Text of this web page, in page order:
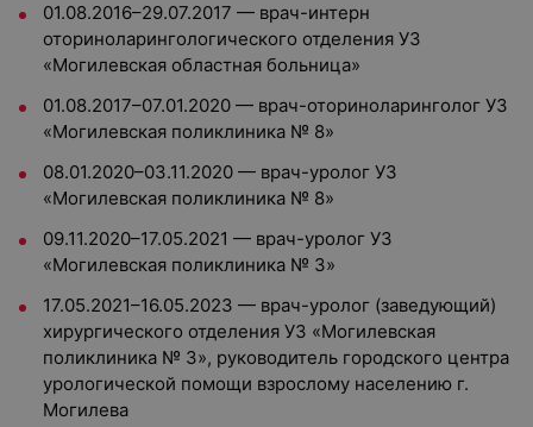
01.08.2016–29.07.2017 — врач-интерн
оториноларингологического отделения УЗ
«Могилевская областная больница»
01.08.2017–07.01.2020 — врач-оториноларинголог УЗ
«Могилевская поликлиника № 8»
08.01.2020–03.11.2020 — врач-уролог УЗ
«Могилевская поликлиника № 8»
09.11.2020–17.05.2021 — врач-уролог УЗ
«Могилевская поликлиника № 3»
17.05.2021–16.05.2023 — врач-уролог (заведующий)
хирургического отделения УЗ «Могилевская
поликлиника № 3», руководитель городского центра
урологической помощи взрослому населению г.
Могилева